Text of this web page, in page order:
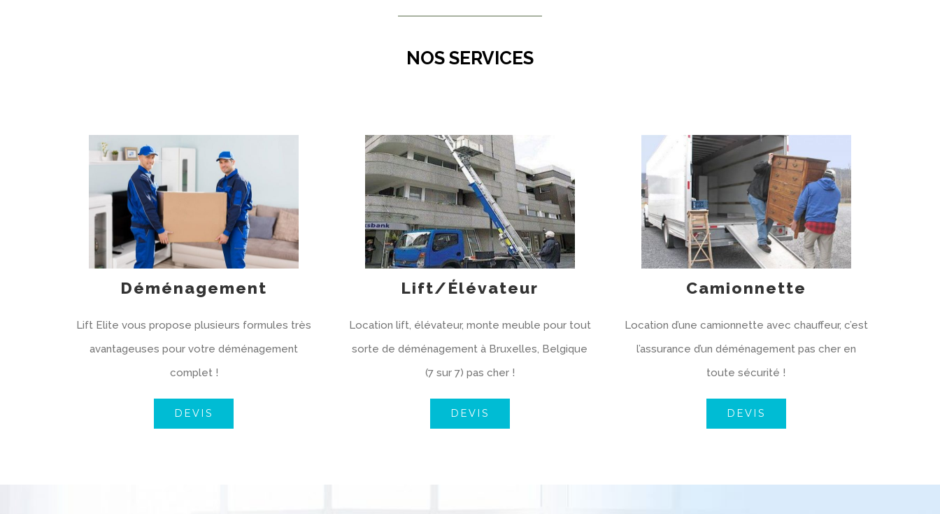
NOS SERVICES
Déménagement
Lift Elite vous propose plusieurs formules très
avantageuses pour votre déménagement
complet !
DEVIS
Lift/Élévateur
Location lift, élévateur, monte meuble pour tout
sorte de déménagement à Bruxelles, Belgique
(7 sur 7) pas cher !
DEVIS
Camionnette
Location d’une camionnette avec chauffeur, c’est
l’assurance d’un déménagement pas cher en
toute sécurité !
DEVIS